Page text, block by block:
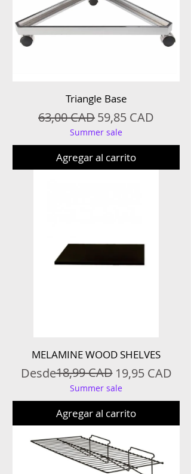
Triangle Base
Precio
63,00 CADPrecio de oferta
59,85 CAD
Summer sale
Agregar al carrito
MELAMINE WOOD SHELVES
Desde
Precio18,99 CAD 19,95 CAD
Precio de oferta
Summer sale
Agregar al carrito